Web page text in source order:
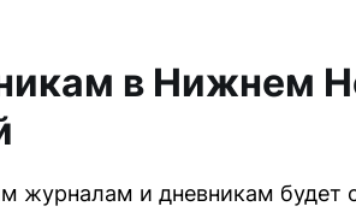
в Нижнем
и дневникам будет